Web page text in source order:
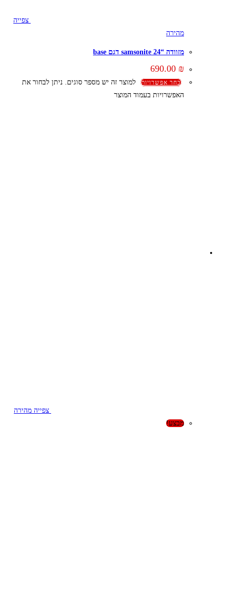
צפייה
מהירה
מזוודה “24 samsonite דגם base
690.00 ₪
בחר אפשרויות
למוצר זה יש מספר סוגים. ניתן לבחור את
האפשרויות בעמוד המוצר
צפייה מהירה
מבצע!